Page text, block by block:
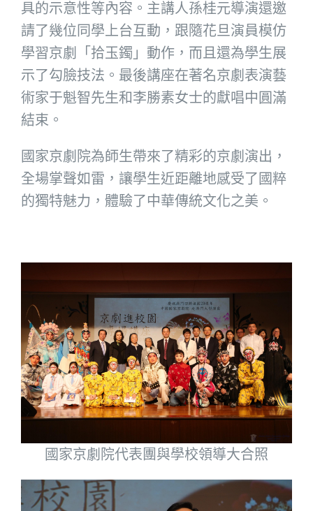
具的示意性等內容。主講人孫桂元導演還邀
請了幾位同學上台互動，跟隨花旦演員模仿
學習京劇「拾玉鐲」動作，而且還為學生展
示了勾臉技法。最後講座在著名京劇表演藝
術家于魁智先生和李勝素女士的獻唱中圓滿
結束。
國家京劇院為師生帶來了精彩的京劇演出，
全場掌聲如雷，讓學生近距離地感受了國粹
的獨特魅力，體驗了中華傳統文化之美。
國家京劇院代表團與學校領導大合照